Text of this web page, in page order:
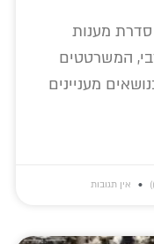
מענות
המשרטטים
מעניינים
אין תגובות